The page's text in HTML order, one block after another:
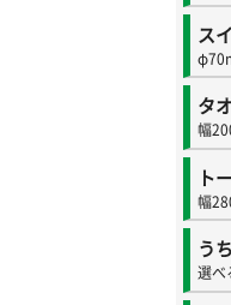
ス
タ
幅
ト
幅
う
選べ